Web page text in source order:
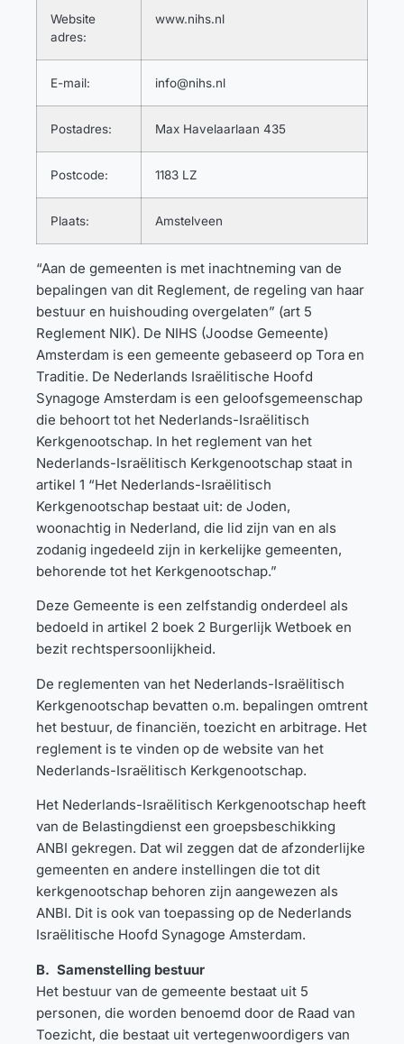
Website
adres:
www.nihs.nl
E-mail: info@nihs.nl
Postadres: Max Havelaarlaan 435
Postcode: 1183 LZ
Plaats: Amstelveen
“Aan de gemeenten is met inachtneming van de
bepalingen van dit Reglement, de regeling van haar
bestuur en huishouding overgelaten” (art 5
Reglement NIK). De NIHS (Joodse Gemeente)
Amsterdam is een gemeente gebaseerd op Tora en
Traditie. De Nederlands Israëlitische Hoofd
Synagoge Amsterdam is een geloofsgemeenschap
die behoort tot het Nederlands-Israëlitisch
Kerkgenootschap. In het reglement van het
Nederlands-Israëlitisch Kerkgenootschap staat in
artikel 1 “Het Nederlands-Israëlitisch
Kerkgenootschap bestaat uit: de Joden,
woonachtig in Nederland, die lid zijn van en als
zodanig ingedeeld zijn in kerkelijke gemeenten,
behorende tot het Kerkgenootschap.”
Deze Gemeente is een zelfstandig onderdeel als
bedoeld in artikel 2 boek 2 Burgerlijk Wetboek en
bezit rechtspersoonlijkheid.
De reglementen van het Nederlands-Israëlitisch
Kerkgenootschap bevatten o.m. bepalingen omtrent
het bestuur, de financiën, toezicht en arbitrage. Het
reglement is te vinden op de website van het
Nederlands-Israëlitisch Kerkgenootschap.
Het Nederlands-Israëlitisch Kerkgenootschap heeft
van de Belastingdienst een groepsbeschikking
ANBI gekregen. Dat wil zeggen dat de afzonderlijke
gemeenten en andere instellingen die tot dit
kerkgenootschap behoren zijn aangewezen als
ANBI. Dit is ook van toepassing op de Nederlands
Israëlitische Hoofd Synagoge Amsterdam.
B. Samenstelling bestuur
Het bestuur van de gemeente bestaat uit 5
personen, die worden benoemd door de Raad van
Toezicht, die bestaat uit vertegenwoordigers van